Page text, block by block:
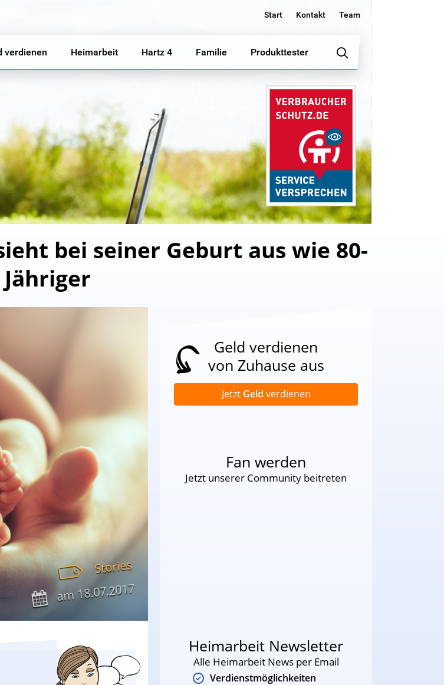
Start Kontakt Team
verdienen Heimarbeit Hartz 4 Familie Produkttester
bei seiner Geburt aus wie 80-
Jähriger
Stories
am18.07.2017
Geld verdienen
von Zuhause aus
Jetzt Geld verdienen
Fan werden
Jetzt unserer Community beitreten
Heimarbeit Newsletter
Alle Heimarbeit News per Email
Verdienstmöglichkeiten